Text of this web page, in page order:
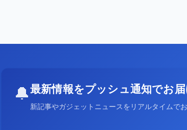
🔔最新情報をプッシュ通知でお届
新記事やガジェットニュースをリアルタイムで